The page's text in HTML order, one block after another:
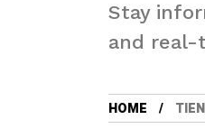
Stay
and real-
HOME